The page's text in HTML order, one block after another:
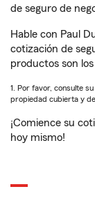
de seguro de
Hable con Paul
cotización de
productos son
1. Por favor, consulte
propiedad cubierta y
¡Comience su
hoy mismo!